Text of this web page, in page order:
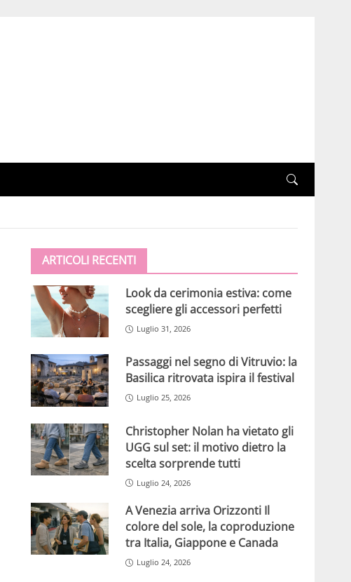
ARTICOLI RECENTI
Look da cerimonia estiva: come
scegliere gli accessori perfetti
Luglio 31, 2026
Passaggi nel segno di Vitruvio: la
Basilica ritrovata ispira il festival
Luglio 25, 2026
Christopher Nolan ha vietato gli
UGG sul set: il motivo dietro la
scelta sorprende tutti
Luglio 24, 2026
A Venezia arriva Orizzonti Il
colore del sole, la coproduzione
tra Italia, Giappone e Canada
Luglio 24, 2026